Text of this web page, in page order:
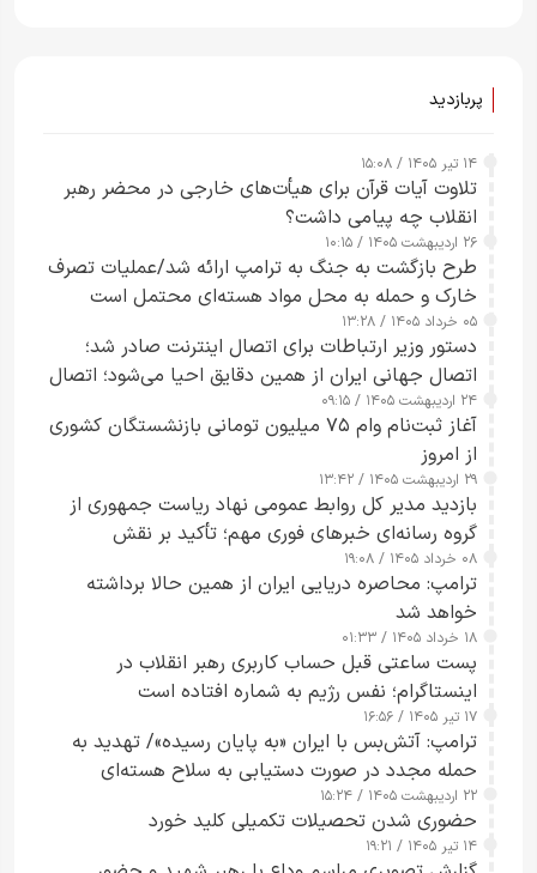
پربازدید
۱۴ تیر ۱۴۰۵ / ۱۵:۰۸
تلاوت آیات قرآن برای هیأت‌های خارجی در محضر رهبر
انقلاب چه پیامی داشت؟
۲۶ اردیبهشت ۱۴۰۵ / ۱۰:۱۵
طرح‌ بازگشت به جنگ به ترامپ ارائه شد/عملیات تصرف
خارک و حمله به محل مواد هسته‌ای محتمل است
۰۵ خرداد ۱۴۰۵ / ۱۳:۲۸
دستور وزیر ارتباطات برای اتصال اینترنت صادر شد؛
اتصال جهانی ایران از همین دقایق احیا می‌شود؛ اتصال
کامل مردم تا ۲۴ ساعت آینده
۲۴ اردیبهشت ۱۴۰۵ / ۰۹:۱۵
آغاز ثبت‌نام وام ۷۵ میلیون تومانی بازنشستگان کشوری
از امروز
۲۹ اردیبهشت ۱۴۰۵ / ۱۳:۴۲
بازدید مدیر کل روابط عمومی نهاد ریاست جمهوری از
گروه رسانه‌ای خبرهای فوری مهم؛ تأکید بر نقش
رسانه‌های هوشمند و مسئول در ارتقای آگاهی عمومی
۰۸ خرداد ۱۴۰۵ / ۱۹:۰۸
ترامپ: محاصره دریایی ایران از همین حالا برداشته
خواهد شد
۱۸ خرداد ۱۴۰۵ / ۰۱:۳۳
پست ساعتی قبل حساب کاربری رهبر انقلاب در
اینستاگرام؛ نفس رژیم به شماره افتاده است​
۱۷ تیر ۱۴۰۵ / ۱۶:۵۶
ترامپ: آتش‌بس با ایران «به پایان رسیده»/ تهدید به
حمله مجدد در صورت دستیابی به سلاح هسته‌ای
۲۲ اردیبهشت ۱۴۰۵ / ۱۵:۲۴
حضوری شدن تحصیلات تکمیلی کلید خورد
۱۴ تیر ۱۴۰۵ / ۱۹:۲۱